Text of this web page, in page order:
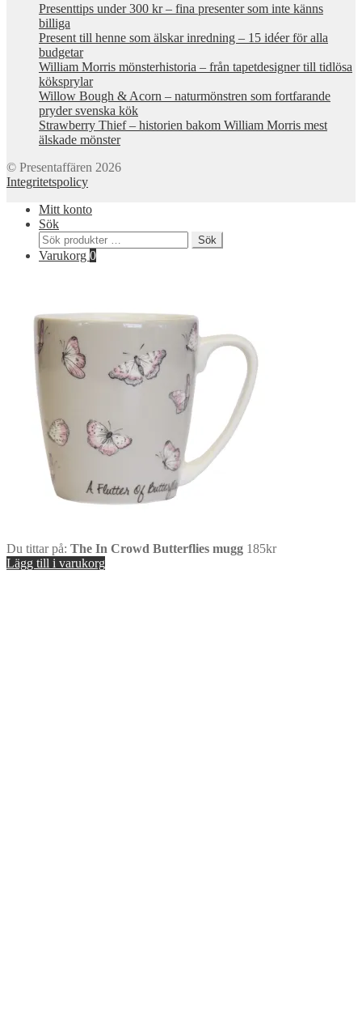
Presenttips under 300 kr – fina presenter som inte känns
billiga
Present till henne som älskar inredning – 15 idéer för alla
budgetar
William Morris mönsterhistoria – från tapetdesigner till tidlösa
köksprylar
Willow Bough & Acorn – naturmönstren som fortfarande
pryder svenska kök
Strawberry Thief – historien bakom William Morris mest
älskade mönster
© Presentaffären 2026
Integritetspolicy
Mitt konto
Sök
Sök
efter:
Sök
Varukorg 0
Du tittar på: The In Crowd Butterflies mugg 185kr
Lägg till i varukorg